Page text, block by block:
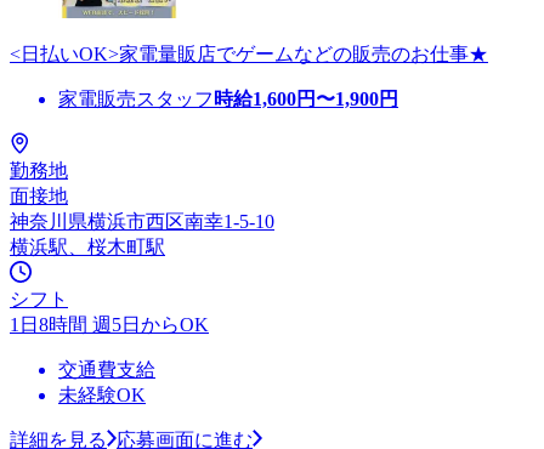
<日払いOK>家電量販店でゲームなどの販売のお仕事★
家電販売スタッフ 時給1,600円〜1,900円
勤務地
面接地
神奈川県横浜市西区南幸1-5-10
横浜駅、桜木町駅
シフト
1日8時間 週5日からOK
交通費支給
未経験OK
詳細を見る 応募画面に進む